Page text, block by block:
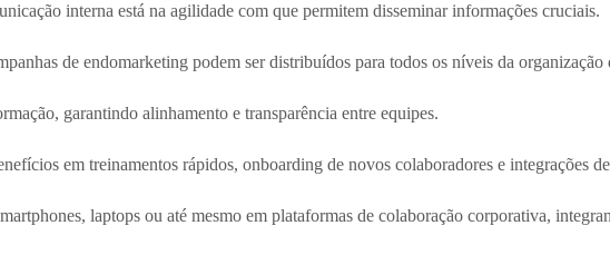
interna está na agilidade com que permitem disseminar informações cruciais.
de endomarketing podem ser distribuídos para todos os níveis da organização
garantindo alinhamento e transparência entre equipes.
em treinamentos rápidos, onboarding de novos colaboradores e integrações
laptops ou até mesmo em plataformas de colaboração corporativa,